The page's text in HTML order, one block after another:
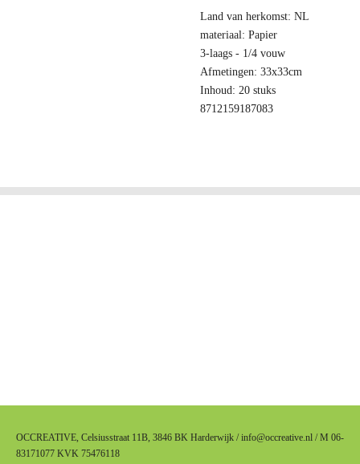
Land van herkomst: NL
materiaal: Papier
3-laags - 1/4 vouw
Afmetingen: 33x33cm
Inhoud: 20 stuks
8712159187083
OCCREATIVE, Celsiusstraat 11B, 3846 BK Harderwijk / info@occreative.nl / M 06-
83171077 KVK 75476118